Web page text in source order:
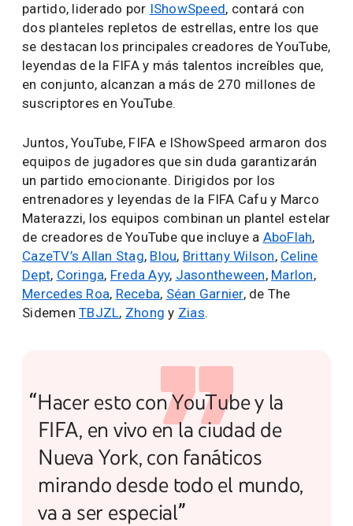
partido, liderado por IShowSpeed, contará con
dos planteles repletos de estrellas, entre los que
se destacan los principales creadores de YouTube,
leyendas de la FIFA y más talentos increíbles que,
en conjunto, alcanzan a más de 270 millones de
suscriptores en YouTube.
Juntos, YouTube, FIFA e IShowSpeed armaron dos
equipos de jugadores que sin duda garantizarán
un partido emocionante. Dirigidos por los
entrenadores y leyendas de la FIFA Cafu y Marco
Materazzi, los equipos combinan un plantel estelar
de creadores de YouTube que incluye a AboFlah,
CazeTV’s Allan Stag, Blou, Brittany Wilson, Celine
Dept, Coringa, Freda Ayy, Jasontheween, Marlon,
Mercedes Roa, Receba, Séan Garnier, de The
Sidemen TBJZL, Zhong y Zias.
“Hacer esto con YouTube y la
FIFA, en vivo en la ciudad de
Nueva York, con fanáticos
mirando desde todo el mundo,
va a ser especial”